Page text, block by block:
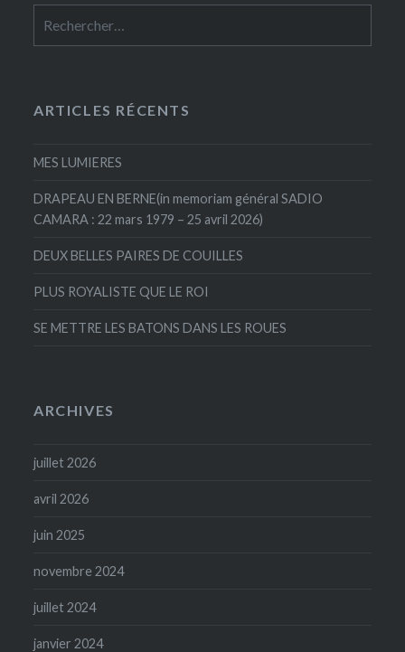
ARTICLES RÉCENTS
MES LUMIERES
DRAPEAU EN BERNE(in memoriam général SADIO
CAMARA : 22 mars 1979 – 25 avril 2026)
DEUX BELLES PAIRES DE COUILLES
PLUS ROYALISTE QUE LE ROI
SE METTRE LES BATONS DANS LES ROUES
ARCHIVES
juillet 2026
avril 2026
juin 2025
novembre 2024
juillet 2024
janvier 2024